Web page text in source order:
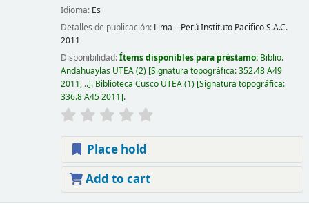
Idioma: Es
Detalles de publicación: Lima – PerúInstituto Pacifico S.A.C.
2011
Disponibilidad:Ítems disponibles para préstamo: Biblio.
Andahuaylas UTEA(2) Signatura topográfica:352.48 A49
2011, .. . Biblioteca Cusco UTEA(1) Signatura topográfica:
336.8 A45 2011 .
Place hold
Add to cart